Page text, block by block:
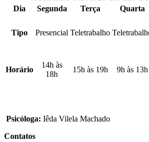
Dia
Segunda Terça Quarta
Tipo Presencial Teletrabalho
Horário
14h às
18h
15h às 19h 9h às 13h
Psicóloga: Iêda Vilela Machado
Contatos